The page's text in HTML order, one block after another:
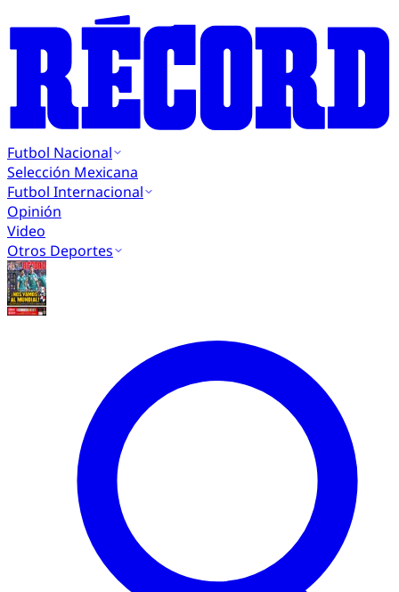
Futbol Nacional
Selección Mexicana
Futbol Internacional
Opinión
Video
Otros Deportes